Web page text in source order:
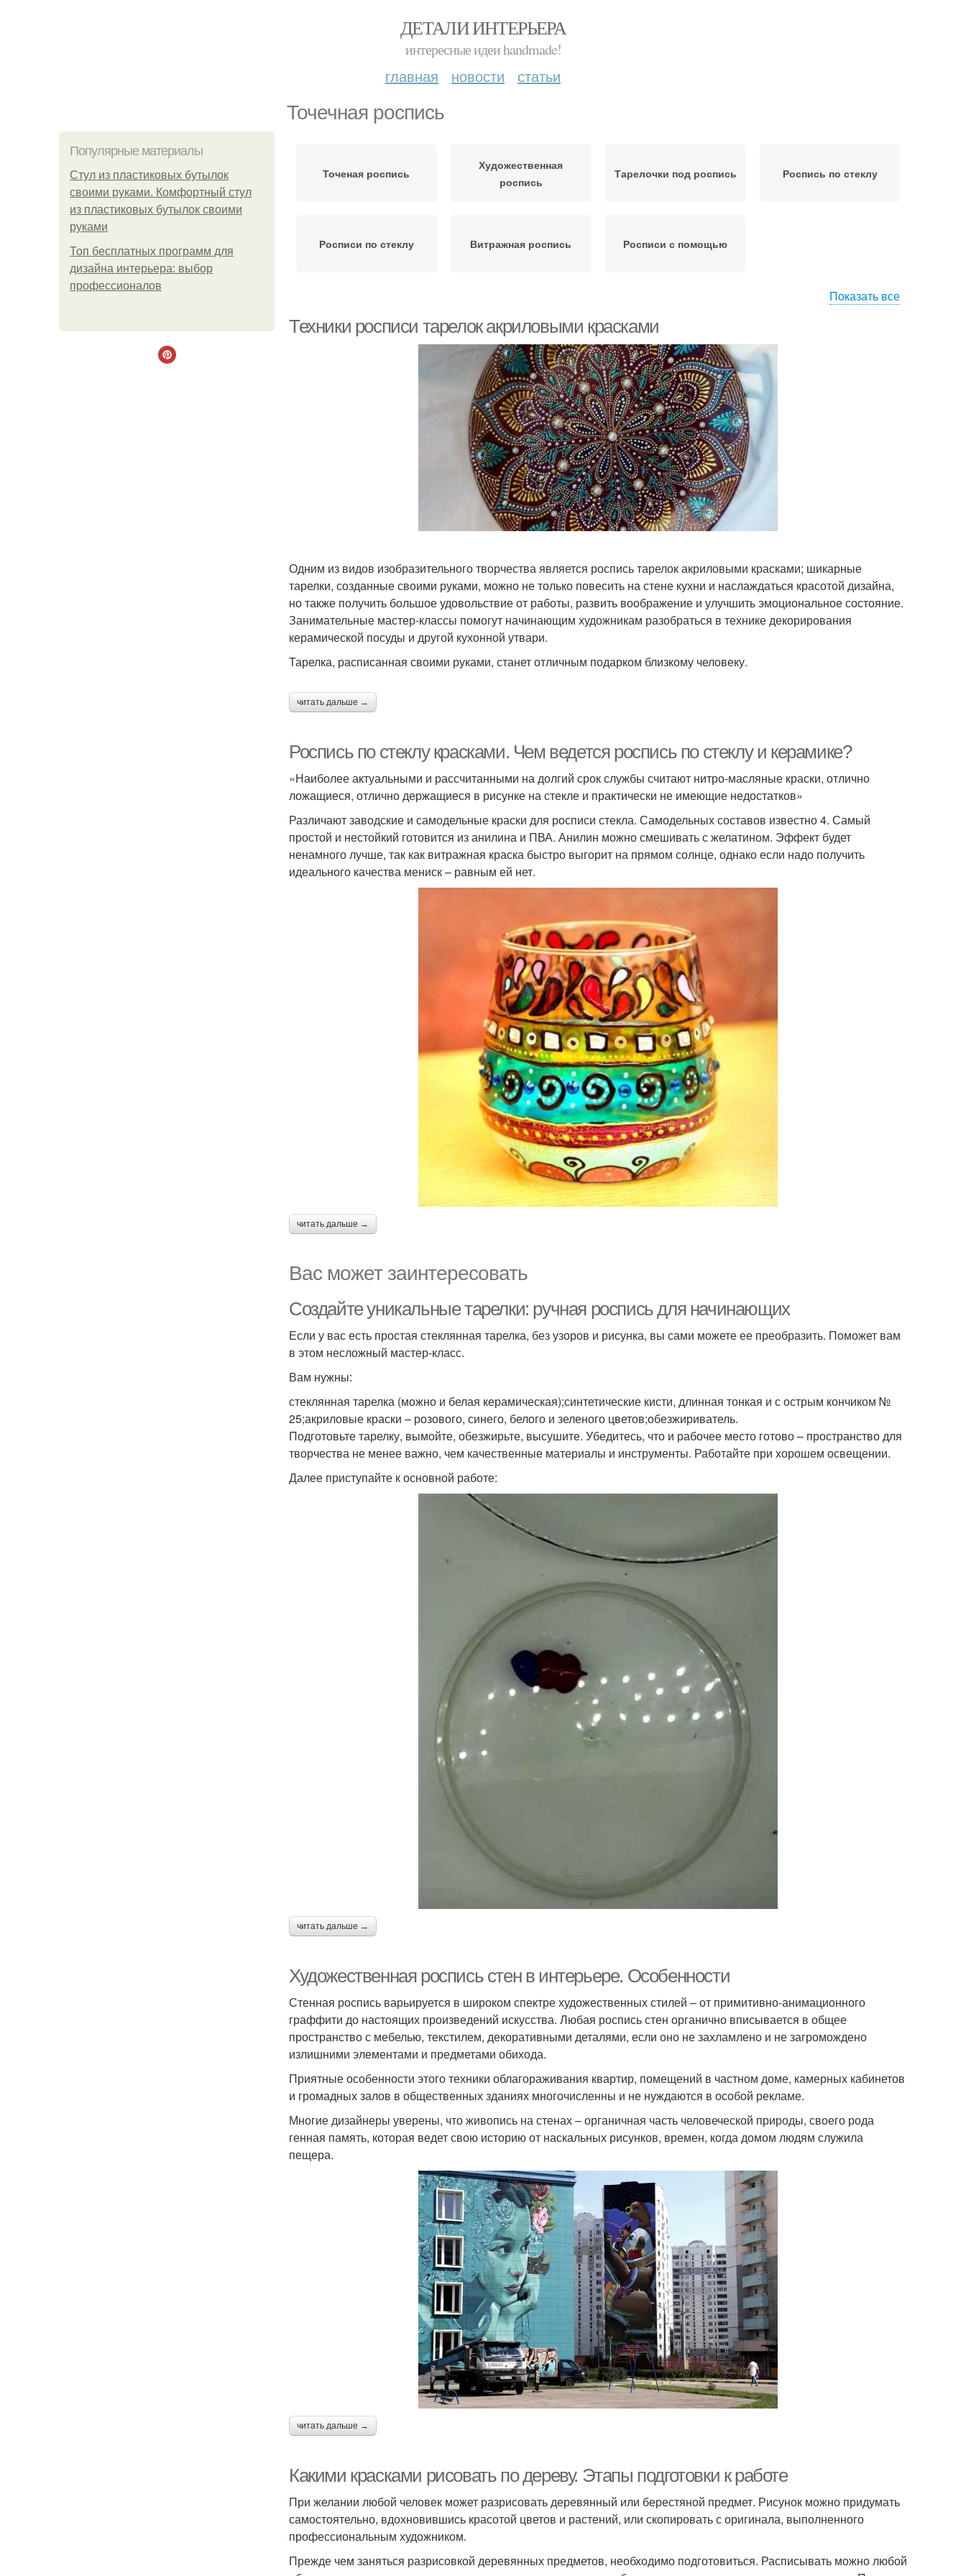
ДЕТАЛИ ИНТЕРЬЕРА
интересные идеи handmade!
главная новости статьи
Точечная роспись
Популярные материалы
Стул из пластиковых бутылок
своими руками. Комфортный стул
из пластиковых бутылок своими
руками
Топ бесплатных программ для
дизайна интерьера: выбор
профессионалов
Точеная роспись
Художественная
роспись
Тарелочки под роспись Роспись по стеклу
Росписи по стеклу Витражная роспись Росписи с помощью
Показать все
Техники росписи тарелок акриловыми красками
Одним из видов изобразительного творчества является роспись тарелок акриловыми красками; шикарные
тарелки, созданные своими руками, можно не только повесить на стене кухни и наслаждаться красотой дизайна,
но также получить большое удовольствие от работы, развить воображение и улучшить эмоциональное состояние.
Занимательные мастер-классы помогут начинающим художникам разобраться в технике декорирования
керамической посуды и другой кухонной утвари.
Тарелка, расписанная своими руками, станет отличным подарком близкому человеку.
читать дальше →
Роспись по стеклу красками. Чем ведется роспись по стеклу и керамике?
«Наиболее актуальными и рассчитанными на долгий срок службы считают нитро-масляные краски, отлично
ложащиеся, отлично держащиеся в рисунке на стекле и практически не имеющие недостатков»
Различают заводские и самодельные краски для росписи стекла. Самодельных составов известно 4. Самый
простой и нестойкий готовится из анилина и ПВА. Анилин можно смешивать с желатином. Эффект будет
ненамного лучше, так как витражная краска быстро выгорит на прямом солнце, однако если надо получить
идеального качества мениск – равным ей нет.
читать дальше →
Вас может заинтересовать
Создайте уникальные тарелки: ручная роспись для начинающих
Если у вас есть простая стеклянная тарелка, без узоров и рисунка, вы сами можете ее преобразить. Поможет вам
в этом несложный мастер-класс.
Вам нужны:
стеклянная тарелка (можно и белая керамическая);синтетические кисти, длинная тонкая и с острым кончиком №
25;акриловые краски – розового, синего, белого и зеленого цветов;обезжириватель.
Подготовьте тарелку, вымойте, обезжирьте, высушите. Убедитесь, что и рабочее место готово – пространство для
творчества не менее важно, чем качественные материалы и инструменты. Работайте при хорошем освещении.
Далее приступайте к основной работе:
читать дальше →
Художественная роспись стен в интерьере. Особенности
Стенная роспись варьируется в широком спектре художественных стилей – от примитивно-анимационного
граффити до настоящих произведений искусства. Любая роспись стен органично вписывается в общее
пространство с мебелью, текстилем, декоративными деталями, если оно не захламлено и не загромождено
излишними элементами и предметами обихода.
Приятные особенности этого техники облагораживания квартир, помещений в частном доме, камерных кабинетов
и громадных залов в общественных зданиях многочисленны и не нуждаются в особой рекламе.
Многие дизайнеры уверены, что живопись на стенах – органичная часть человеческой природы, своего рода
генная память, которая ведет свою историю от наскальных рисунков, времен, когда домом людям служила
пещера.
читать дальше →
Какими красками рисовать по дереву. Этапы подготовки к работе
При желании любой человек может разрисовать деревянный или берестяной предмет. Рисунок можно придумать
самостоятельно, вдохновившись красотой цветов и растений, или скопировать с оригинала, выполненного
профессиональным художником.
Прежде чем заняться разрисовкой деревянных предметов, необходимо подготовиться. Расписывать можно любой